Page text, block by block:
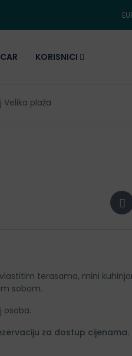
KORISNICI
plaža
terasama, mini
sobom.
osoba.
za dostup cijenama.